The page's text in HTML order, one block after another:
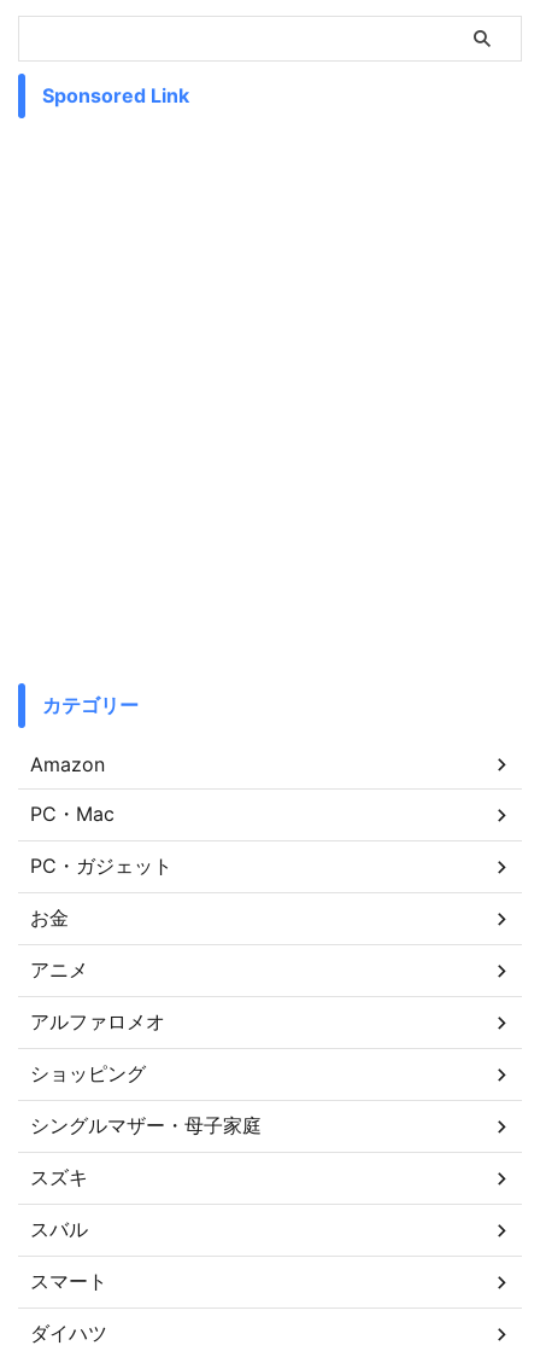
Sponsored Link
カテゴリー
Amazon
PC・Mac
PC・ガジェット
お金
アニメ
アルファロメオ
ショッピング
シングルマザー・母子家庭
スズキ
スバル
スマート
ダイハツ